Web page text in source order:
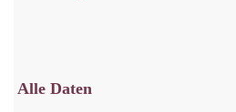
Alle Daten